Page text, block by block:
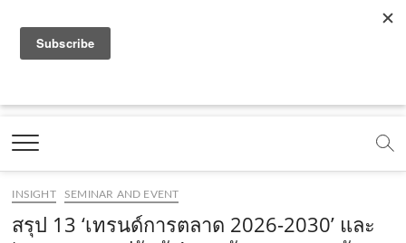
a
e
b
o
o
o
t
b
e
.
o
e
m
e
t
g
r
t
k
.
Marketing Oops!
DIGITAL | CREATIVE | ADVERTISING | CAMPAIGN |
INSIGHT SEMINAR AND EVENT
สรุป 13 ‘เทรนด์การตลาด 2026-2030’ และ